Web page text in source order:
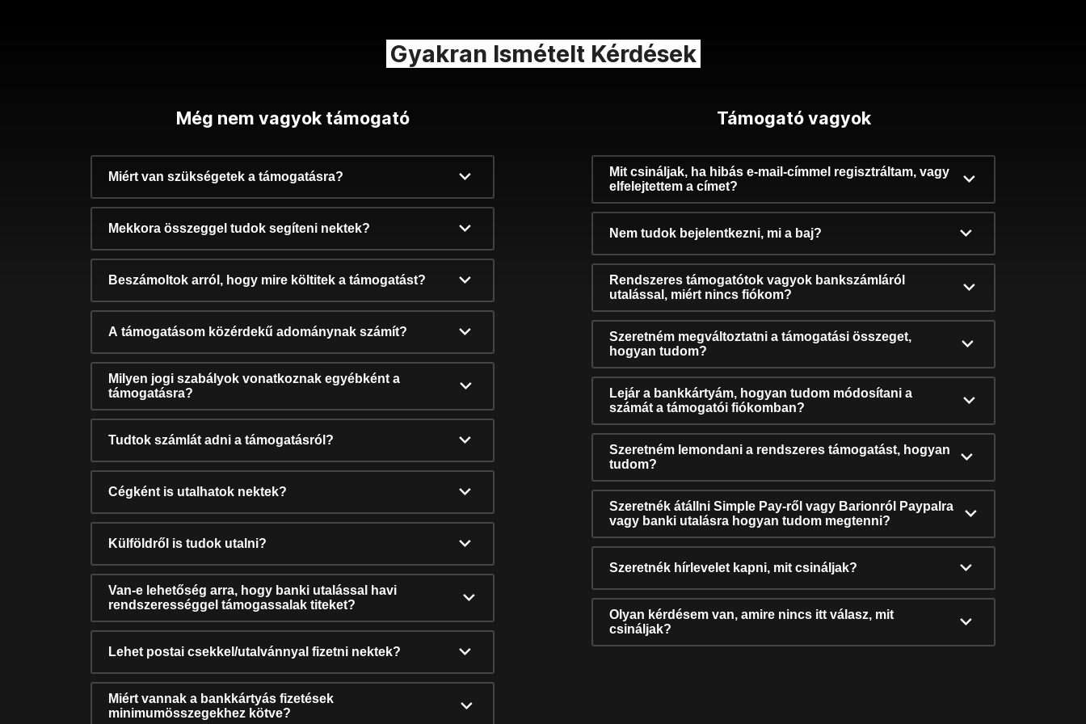
Gyakran Ismételt Kérdések
Még nem vagyok támogató
Miért van szükségetek a támogatásra?
Mekkora összeggel tudok segíteni nektek?
Beszámoltok arról, hogy mire költitek a támogatást?
A támogatásom közérdekű adománynak számít?
Milyen jogi szabályok vonatkoznak egyébként a
támogatásra?
Tudtok számlát adni a támogatásról?
Cégként is utalhatok nektek?
Külföldről is tudok utalni?
Van-e lehetőség arra, hogy banki utalással havi
rendszerességgel támogassalak titeket?
Lehet postai csekkel/utalvánnyal fizetni nektek?
Miért vannak a bankkártyás fizetések
minimumösszegekhez kötve?
Támogató vagyok
Mit csináljak, ha hibás e-mail-címmel regisztráltam, vagy
elfelejtettem a címet?
Nem tudok bejelentkezni, mi a baj?
Rendszeres támogatótok vagyok bankszámláról
utalással, miért nincs fiókom?
Szeretném megváltoztatni a támogatási összeget,
hogyan tudom?
Lejár a bankkártyám, hogyan tudom módosítani a
számát a támogatói fiókomban?
Szeretném lemondani a rendszeres támogatást, hogyan
tudom?
Szeretnék átállni Simple Pay-ről vagy Barionról Paypalra
vagy banki utalásra hogyan tudom megtenni?
Szeretnék hírlevelet kapni, mit csináljak?
Olyan kérdésem van, amire nincs itt válasz, mit
csináljak?